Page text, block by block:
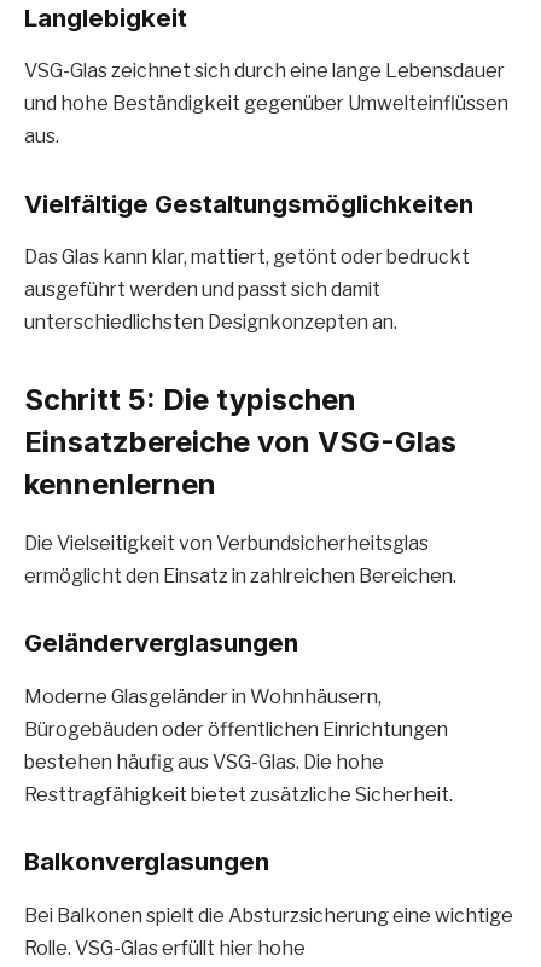
Langlebigkeit
VSG-Glas zeichnet sich durch eine lange Lebensdauer
und hohe Beständigkeit gegenüber Umwelteinflüssen
aus.
Vielfältige Gestaltungsmöglichkeiten
Das Glas kann klar, mattiert, getönt oder bedruckt
ausgeführt werden und passt sich damit
unterschiedlichsten Designkonzepten an.
Schritt 5: Die typischen
Einsatzbereiche von VSG-Glas
kennenlernen
Die Vielseitigkeit von Verbundsicherheitsglas
ermöglicht den Einsatz in zahlreichen Bereichen.
Geländerverglasungen
Moderne Glasgeländer in Wohnhäusern,
Bürogebäuden oder öffentlichen Einrichtungen
bestehen häufig aus VSG-Glas. Die hohe
Resttragfähigkeit bietet zusätzliche Sicherheit.
Balkonverglasungen
Bei Balkonen spielt die Absturzsicherung eine wichtige
Rolle. VSG-Glas erfüllt hier hohe